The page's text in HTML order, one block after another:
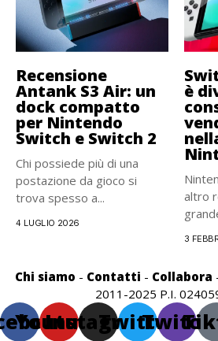
Recensione
Antank S3 Air: un
dock compatto
per Nintendo
Switch e Switch 2
Chi possiede più di una
postazione da gioco si
trova spesso a...
4 LUGLIO 2026
è
altro
3
Chi siamo - Contatti - Collabora
2011-2025 P.I.
Youtube
Instagram
TwitterTwitch